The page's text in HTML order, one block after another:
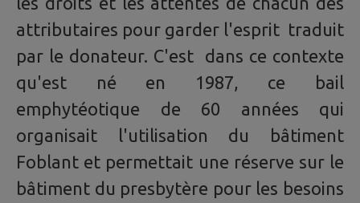
attributaires pour garder l'esprit traduit
par le donateur. C'est dans ce contexte
qu'est né en 1987, ce bail
emphytéotique de 60 années qui
organisait l'utilisation du bâtiment
Foblant et permettait une réserve sur le
bâtiment du presbytère pour les besoins